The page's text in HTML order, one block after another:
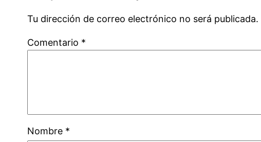
Tu dirección de correo electrónico no será publicada.
Comentario *
Nombre *